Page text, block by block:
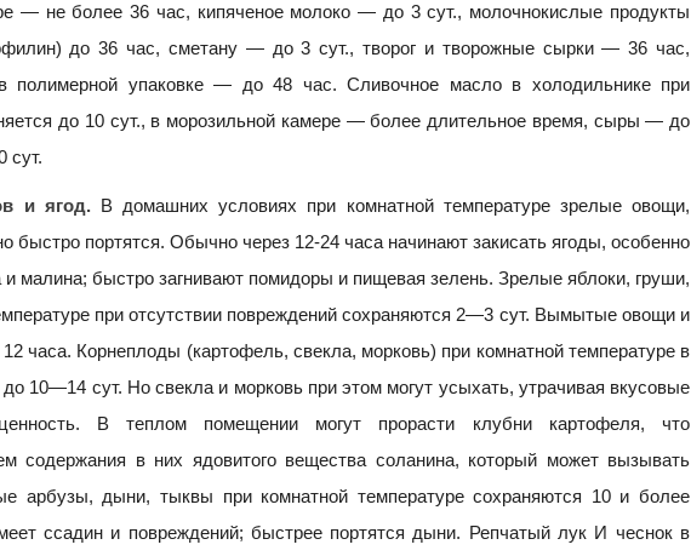
— не более 36 час, кипяченое молоко — до 3 сут., молочнокислые продукты
до 36 час, сметану — до 3 сут., творог и творожные сырки — 36 час,
полимерной упаковке — до 48 час. Сливочное масло в холодильнике при
до 10 сут., в морозильной камере — более длительное время, сыры — до
сут.
и ягод.В домашних условиях при комнатной температуре зрелые овощи,
быстро портятся. Обычно через 12-24 часа начинают закисать ягоды, особенно
малина; быстро загнивают помидоры и пищевая зелень. Зрелые яблоки, груши,
при отсутствии повреждений сохраняются 2—3 сут. Вымытые овощи и
часа. Корнеплоды (картофель, свекла, морковь) при комнатной температуре в
10—14 сут. Но свекла и морковь при этом могут усыхать, утрачивая вкусовые
В теплом помещении могут прорасти клубни картофеля, что
содержания в них ядовитого вещества соланина, который может вызывать
арбузы, дыни, тыквы при комнатной температуре сохраняются 10 и более
ссадин и повреждений; быстрее портятся дыни. Репчатый лук И чеснок в